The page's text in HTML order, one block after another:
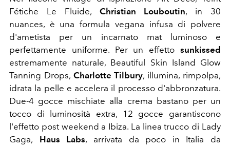
Fétiche Le Fluide, Christian Louboutin, in 30
nuances, è una formula vegana infusa di polvere
d'ametista per un incarnato mat luminoso e
perfettamente uniforme. Per un effetto sunkissed
estremamente naturale, Beautiful Skin Island Glow
Tanning Drops, Charlotte Tilbury, illumina, rimpolpa,
idrata la pelle e accelera il processo d'abbronzatura.
Due-4 gocce mischiate alla crema bastano per un
tocco di luminosità extra, 12 gocce garantiscono
l'effetto post weekend a Ibiza. La linea trucco di Lady
Gaga, Haus Labs, arrivata da poco in Italia da